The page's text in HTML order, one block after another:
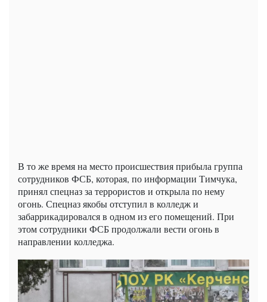
В то же время на место происшествия прибыла группа
сотрудников ФСБ, которая, по информации Тимчука,
принял спецназ за террористов и открыла по нему
огонь. Спецназ якобы отступил в колледж и
забаррикадировался в одном из его помещений. При
этом сотрудники ФСБ продолжали вести огонь в
направлении колледжа.